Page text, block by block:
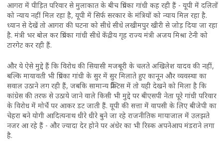
आगरा में पीड़ित परिवार से मुलाकात के बीच प्रियंका गांधी कह रही हैं - यूपी में दलितों
को न्याय नहीं मिल रहा है, यूपी में सिर्फ सरकार के मंत्रियों को न्याय मिल रहा है.
ध्यान से देखें तो आगरा की घटना को सीधे सीधे लखीमपुर खीरी से जोड़ दिया जा रहा
है. मंत्री भर बोल कर प्रियंका गांधी सीधे केंद्रीय गृह राज्य मंत्री अजय मिश्रा टेनी को
टारगेट कर रही हैं.
और ये ऐसे मुद्दे हैं कि विरोध की सियासी मजबूरी के चलते अखिलेश यादव की नहीं,
बल्कि मायावती भी प्रियंका गांधी के सुर में सुर मिलाते हुए कानून और व्यवस्था का
सवाल उठाने लग रही हैं, जबकि सामान्य प्रैक्टिस में तो यही देखने को मिला है कि
कांग्रेस की तरफ से उठाये जाने वाले किसी भी मुद्दे पर बीएसपी नेता पूरे गांधी परिवार
के विरोध में मोर्चे पर आकर डट जाती हैं. यूपी की सत्ता में वापसी के लिए बीजेपी का
चेहरा बने योगी आदित्यनाथ धीरे धीरे बुने जा रहे राजनीतिक मायाजाल में उलझते
नजर आ रहे हैं - और ज्यादा देर होने पर अंधेर का भी रिस्क अपनेआप मंडराने लगा
है.